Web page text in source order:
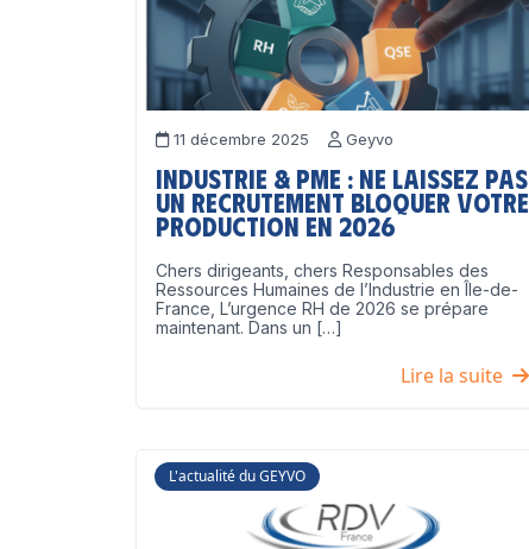
11 décembre 2025 Geyvo
Industrie & PME : ne laissez pas
un recrutement bloquer votre
production en 2026
Chers dirigeants, chers Responsables des
Ressources Humaines de l’Industrie en Île-de-
France, L’urgence RH de 2026 se prépare
maintenant. Dans un […]
Lire la suite
L'actualité du GEYVO